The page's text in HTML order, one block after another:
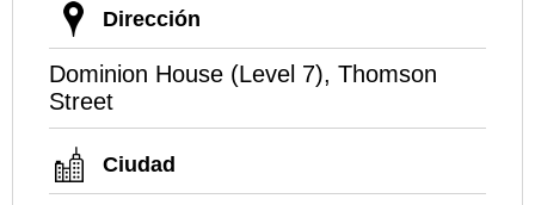
Dirección
Dominion House (Level 7), Thomson
Street
Ciudad